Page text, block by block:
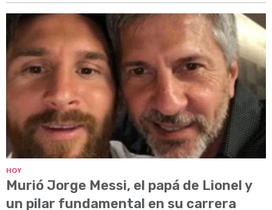
HOY
Murió Jorge Messi, el papá de Lionel y
un pilar fundamental en su carrera